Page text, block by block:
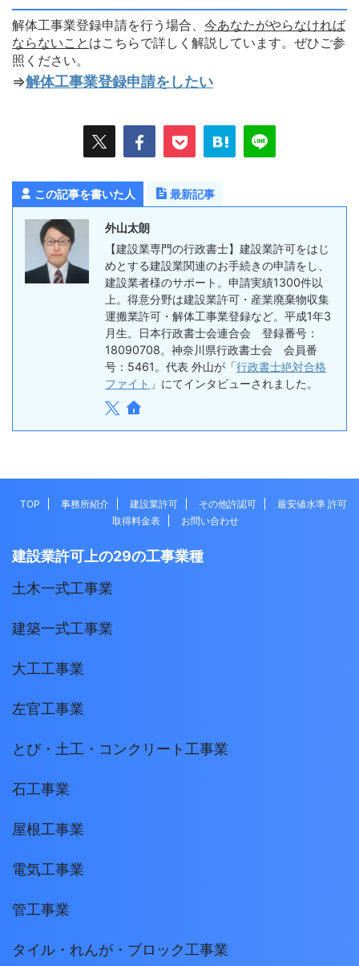
解体工事業登録申請を行う場合、 今あなたがやらなければ
ならないこ と はこちらで詳しく解説しています。ぜひご参
照ください。
⇒解体工事業登録申請をしたい
この記事を書いた人 最新記事
外山太朗
【建設業専門の行政書士】建設業許可をはじ
めとする建設業関連のお手続きの申請をし、
建設業者様のサポート。申請実績1300件以
上。得意分野は建設業許可・産業廃棄物収集
運搬業許可・解体工事業登録など。平成1年3
月生。日本行政書士会連合会 登録番号：
18090708。神奈川県行政書士会 会員番
号：5461。代表 外山が「行政書士絶対合格
ファイト 」にてインタビューされました。
TOP 事務所紹介 建設業許可 その他許認可
最安値水準 許可
取得料金表
お問い合わせ
建設業許可上の29の工事業種
土木一式工事業
建築一式工事業
大工工事業
左官工事業
とび・土工・コンクリート工事業
石工事業
屋根工事業
電気工事業
管工事業
タイル・れんが・ブロック工事業